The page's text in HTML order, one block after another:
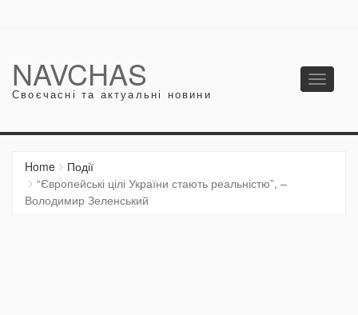
NAVCHAS
Своєчасні та актуальні новини
Toggle
Home
Події
“Європейські цілі України стають реальністю”, –
Володимир Зеленський